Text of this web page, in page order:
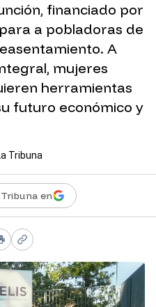
financiado por
a pobladoras de
A
mujeres
herramientas
futuro económico y
Tribuna
en
Copy link